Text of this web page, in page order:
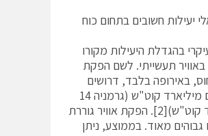
יעילות חשובים בתחום כוח
בהגדלת היעילות מקורו
תעשייתי. לשם הפקת
באירופה בלבד, דרושים
כשמונים מיליארד קוט"ש (גרמניה 14
מיליארד קוט"ש)[2]. הפקת אוויר גוררת
מאוד. בממוצע, ניתן